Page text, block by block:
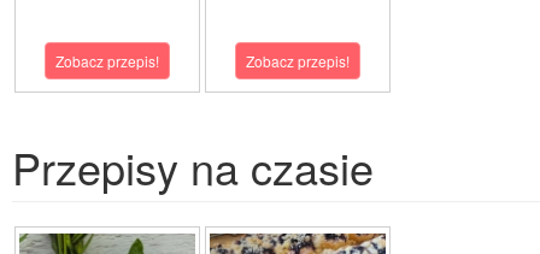
Zobacz przepis! Zobacz przepis!
Przepisy na czasie